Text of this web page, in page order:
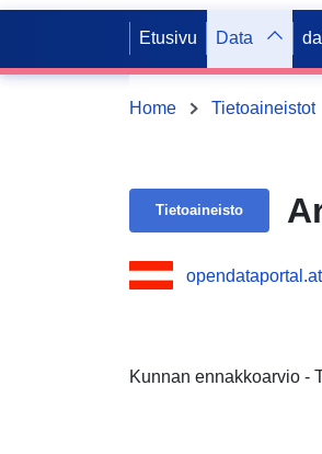
Etusivu Data
Home Tietoaineistot
Tietoaineisto
opendataportal.at
Kunnan ennakkoarvio -